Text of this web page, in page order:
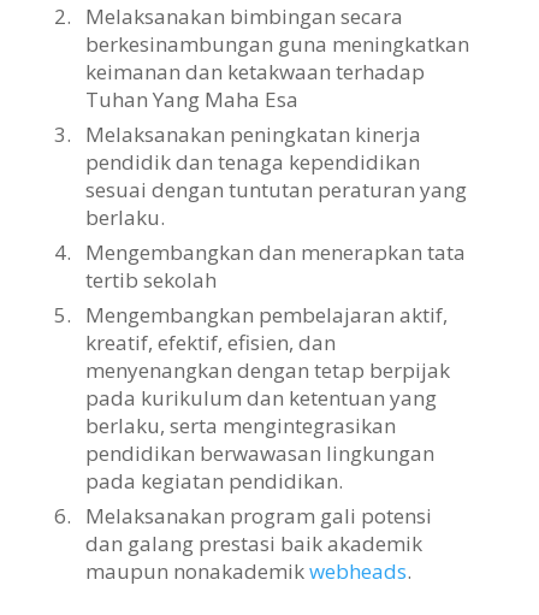
2.
Melaksanakan bimbingan secara
berkesinambungan guna meningkatkan
keimanan dan ketakwaan terhadap
Tuhan Yang Maha Esa
3.
Melaksanakan peningkatan kinerja
pendidik dan tenaga kependidikan
sesuai dengan tuntutan peraturan yang
berlaku.
4.
Mengembangkan dan menerapkan tata
tertib sekolah
5.
Mengembangkan pembelajaran aktif,
kreatif, efektif, efisien, dan
menyenangkan dengan tetap berpijak
pada kurikulum dan ketentuan yang
berlaku, serta mengintegrasikan
pendidikan berwawasan lingkungan
pada kegiatan pendidikan.
6.
Melaksanakan program gali potensi
dan galang prestasi baik akademik
maupun nonakademikwebheads.